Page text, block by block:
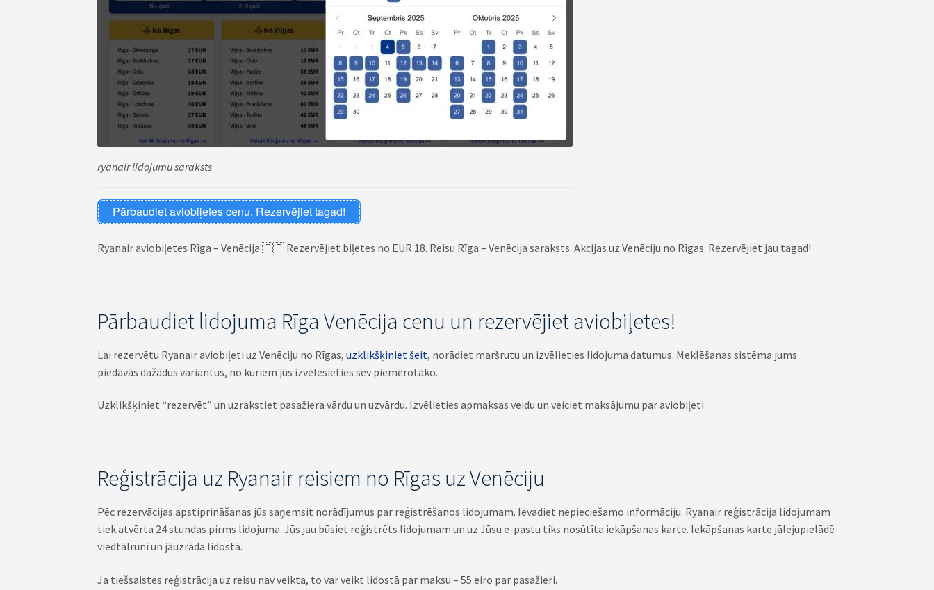
ryanair lidojumu saraksts
Pārbaudiet aviobiļetes cenu. Rezervējiet tagad!
Ryanair aviobiļetes Rīga – Venēcija 🇮🇹 Rezervējiet biļetes no EUR 18. Reisu Rīga – Venēcija saraksts. Akcijas uz Venēciju no Rīgas. Rezervējiet jau tagad!
Pārbaudiet lidojuma Rīga Venēcija cenu un rezervējiet aviobiļetes!
Lai rezervētu Ryanair aviobiļeti uz Venēciju no Rīgas,uzklikšķiniet šeit, norādiet maršrutu un izvēlieties lidojuma datumus. Meklēšanas sistēma jums
piedāvās dažādus variantus, no kuriem jūs izvēlēsieties sev piemērotāko.
Uzklikšķiniet “rezervēt” un uzrakstiet pasažiera vārdu un uzvārdu. Izvēlieties apmaksas veidu un veiciet maksājumu par aviobiļeti.
Reģistrācija uz Ryanair reisiem no Rīgas uz Venēciju
Pēc rezervācijas apstiprināšanas jūs saņemsit norādījumus par reģistrēšanos lidojumam. Ievadiet nepieciešamo informāciju. Ryanair reģistrācija lidojumam
tiek atvērta 24 stundas pirms lidojuma. Jūs jau būsiet reģistrēts lidojumam un uz Jūsu e-pastu tiks nosūtīta iekāpšanas karte. Iekāpšanas karte jālejupielādē
viedtālrunī un jāuzrāda lidostā.
Ja tiešsaistes reģistrācija uz reisu nav veikta, to var veikt lidostā par maksu – 55 eiro par pasažieri.